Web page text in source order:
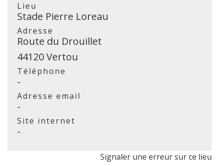
Lieu
Stade Pierre Loreau
Adresse
Route du Drouillet
44120 Vertou
Téléphone
-
Adresse email
-
Site internet
-
Signaler une erreur sur ce lieu